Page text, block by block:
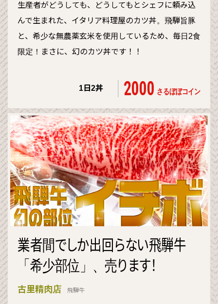
生産者がどうしても、どうしてもとシェフに頼み込
んで生まれた、イタリア料理屋のカツ丼。飛騨旨豚
と、希少な無農薬玄米を使用しているため、毎日2食
限定！まさに、幻のカツ丼です！！
1日2丼 2000 さるぼぼコイン
業者間でしか出回らない飛騨牛
「希少部位」、売ります！
古里精肉店 飛騨牛